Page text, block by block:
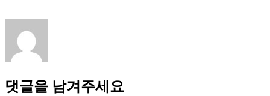
댓글을 남겨주세요